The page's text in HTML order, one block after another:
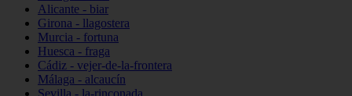
Alicante - biar
Girona - llagostera
Murcia - fortuna
Huesca - fraga
Cádiz - vejer-de-la-frontera
Málaga - alcaucín
Sevilla - la-rinconada